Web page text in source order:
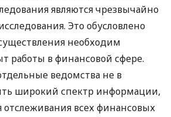
являются чрезвычайно
Это обусловлено
необходим
работы в финансовой сфере.
ведомства не в
широкий спектр информации,
всех финансовых